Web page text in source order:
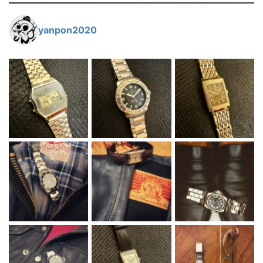
yanpon2020